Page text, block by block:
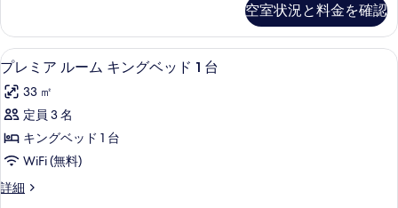
件
ト
キ
ン
グ
ベ
ッ
ド
1
ス
ス
イ
ト
キ
グ
ベ
ド
空室状況と料金を確認
プ
レ
ミ
ア
ル
ー
ム
羽毛の掛け布団、ピロートップベッ
6
プレミア ルーム キングベッド 1 台
33 ㎡
定員 3 名
キングベッド 1 台
WiFi (無料)
詳細
プ